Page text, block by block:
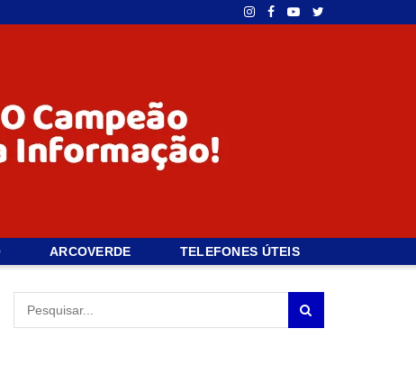
ARCOVERDE TELEFONES ÚTEIS